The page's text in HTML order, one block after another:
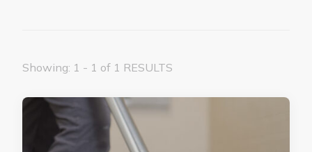
Showing: 1 - 1 of 1 RESULTS